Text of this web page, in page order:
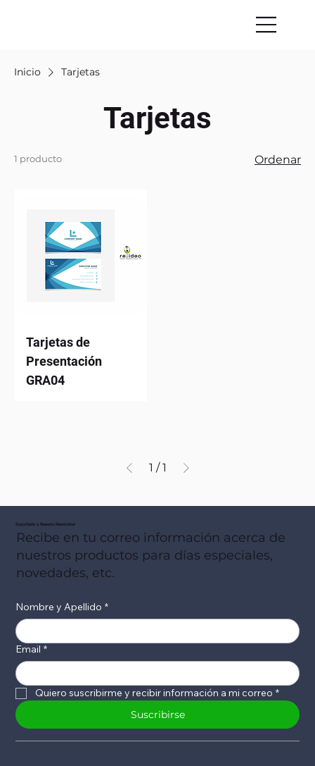
Inicio Tarjetas
Tarjetas
1 producto Ordenar
Tarjetas de
Presentación
GRA04
1 / 1
Suscribete a Nuestro Newsletter
Recibe en tu correo información acerca de
nuestros productos para días especiales,
novedades, etc.
Nombre y Apellido *
Email *
Quiero suscribirme y recibir información a mi correo *
Suscribirse